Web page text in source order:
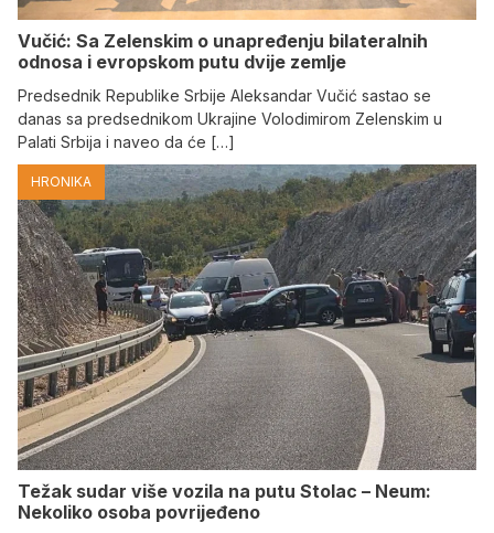
Vučić: Sa Zelenskim o unapređenju bilateralnih
odnosa i evropskom putu dvije zemlje
Predsednik Republike Srbije Aleksandar Vučić sastao se
danas sa predsednikom Ukrajine Volodimirom Zelenskim u
Palati Srbija i naveo da će […]
HRONIKA
Težak sudar više vozila na putu Stolac – Neum:
Nekoliko osoba povrijeđeno